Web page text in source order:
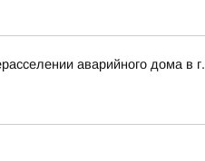
аварийного дома в